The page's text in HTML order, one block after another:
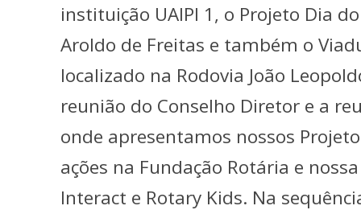
instituição UAIPI 1, o Projeto Dia
Aroldo de Freitas e também o
localizado na Rodovia João
reunião do Conselho Diretor e a
onde apresentamos nossos
ações na Fundação Rotária e
Interact e Rotary Kids. Na